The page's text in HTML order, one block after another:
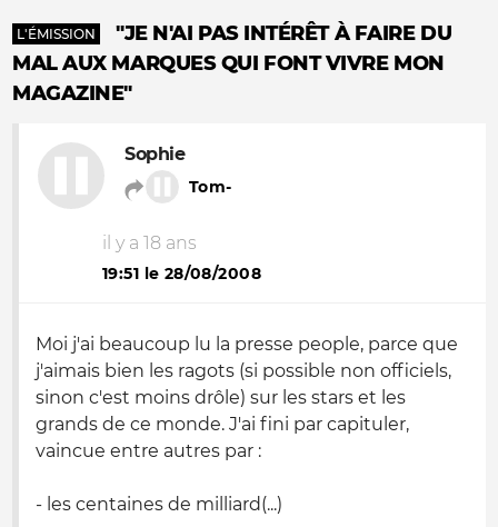
L'ÉMISSION
"JE N'AI PAS INTÉRÊT À FAIRE DU
MAL AUX MARQUES QUI FONT VIVRE MON
MAGAZINE"
Sophie
Tom-
il y a 18 ans
19:51 le 28/08/2008
Moi j'ai beaucoup lu la presse people, parce que
j'aimais bien les ragots (si possible non officiels,
sinon c'est moins drôle) sur les stars et les
grands de ce monde. J'ai fini par capituler,
vaincue entre autres par :
- les centaines de milliard(...)